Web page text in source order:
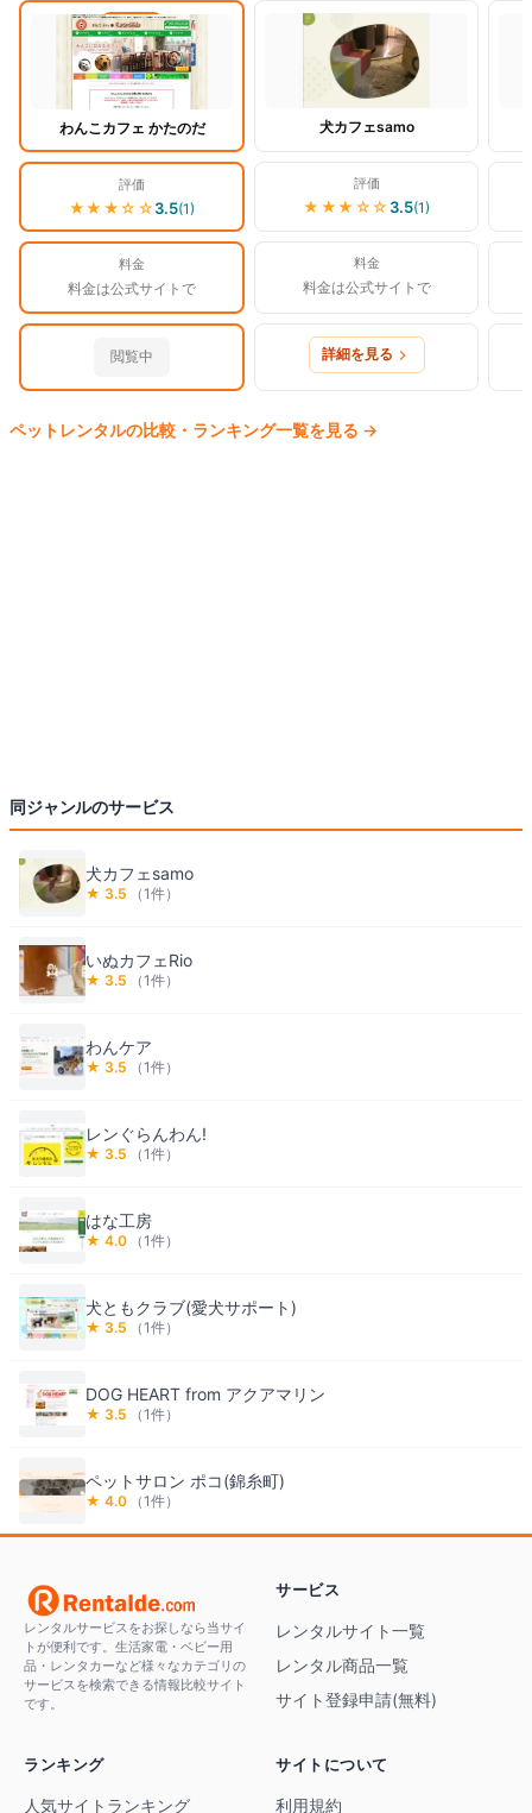
閲覧中
わんこカフェ かたのだ 犬カフェsamo
評価
★★★☆☆3.5(1)
評価
★★★ ☆☆ 3.5(1)
料金
料金は公式サイトで
料金
料金は公式サイトで
閲覧中 詳細を見る
ペット レンタルの比較・ランキング一覧を見る →
同ジャンルのサービス
犬カフェsamo
★ 3.5 （1件）
いぬカフェRio
★ 3.5 （1件）
わんケア
★ 3.5 （1件）
レンぐらんわん!
★ 3.5 （1件）
はな工房
★ 4.0 （1件）
犬ともクラブ(愛犬サポート)
★ 3.5 （1件）
DOG HEART from アクアマリン
★ 3.5 （1件）
ペットサロン ポコ(錦糸町)
★ 4.0 （1件）
レンタルサービスをお探しなら当サイ
トが便利です。生活家電・ベビー用
品・レンタカーなど様々なカテゴリの
サービスを検索できる情報比較サイト
です。
サービス
レンタルサイト一覧
レンタル商品一覧
サイト登録申請(無料)
ランキング
人気サイトランキング
サイトについて
利用規約